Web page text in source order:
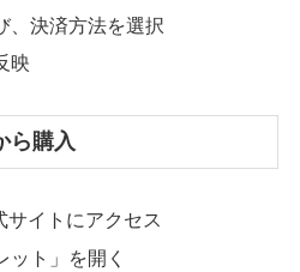
、決済方法を選択
映
ら購入
サイトにアクセス
ット」を開く